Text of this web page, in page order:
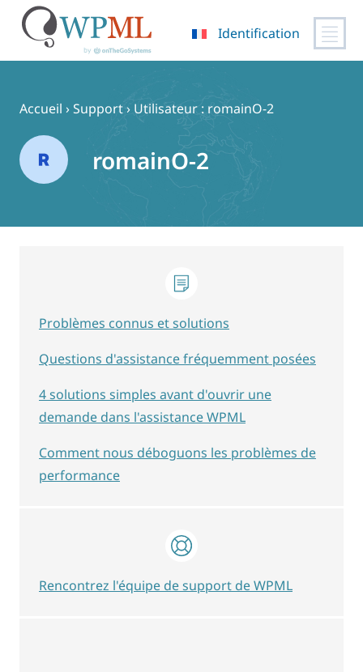
contenu
Identification
Accueil ›Support› Utilisateur : romainO-2
romainO-2
Problèmes connus et solutions
Questions d'assistance fréquemment posées
4 solutions simples avant d'ouvrir une
demande dans l'assistance WPML
Comment nous déboguons les problèmes de
performance
Rencontrez l'équipe de support de WPML